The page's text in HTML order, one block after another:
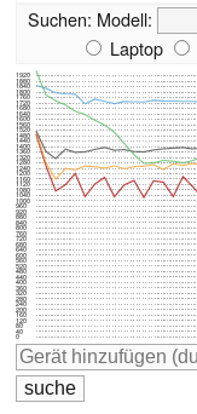
Suchen: Modell:
Laptop
0
40
80
120
160
200
240
280
320
360
400
440
480
520
560
600
640
680
720
760
800
840
880
920
960
1000
1040
1080
1120
1160
1200
1240
1280
1320
1360
1400
1440
1480
1520
1560
1600
1640
1680
1720
1760
1800
1840
1880
1920